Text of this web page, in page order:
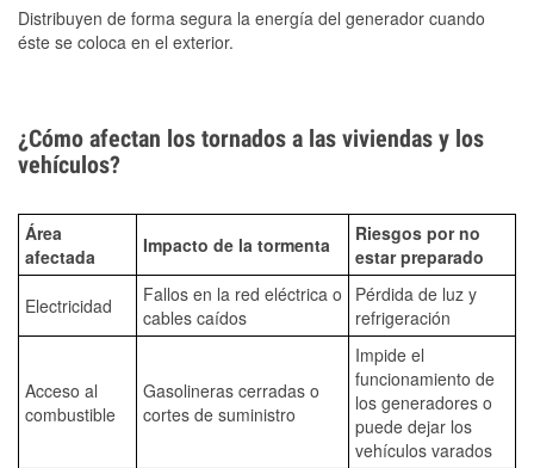
Distribuyen de forma segura la energía del generador cuando
éste se coloca en el exterior.
¿Cómo afectan los tornados a las viviendas y los
vehículos?
Área
afectada
Impacto de la tormenta
Riesgos por no
estar preparado
Electricidad
Fallos en la red eléctrica o
cables caídos
Pérdida de luz y
refrigeración
Acceso al
combustible
Gasolineras cerradas o
cortes de suministro
Impide el
funcionamiento de
los generadores o
puede dejar los
vehículos varados